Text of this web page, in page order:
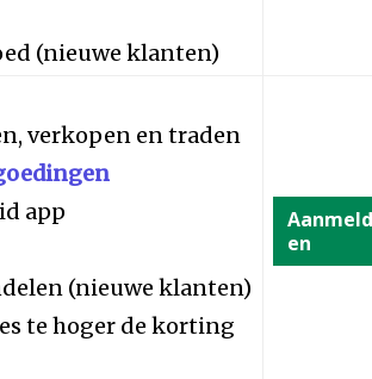
(nieuwe klanten)
verkopen en traden
app
(nieuwe klanten)
te hoger de korting
en